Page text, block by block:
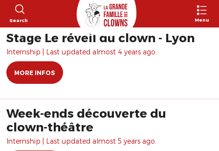
Search Menu
Stage Le réveil du clown - Lyon
Internship | Last updated almost 4 years ago.
MORE INFOS
Week-ends découverte du
clown-théâtre
Internship | Last updated almost 5 years ago.